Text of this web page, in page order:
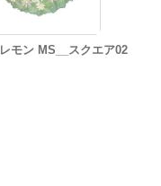
レモン MS__スクエア02